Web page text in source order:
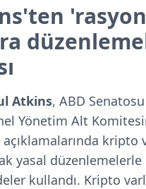
Atkins, ABD
Yönetim Alt
kripto
yasal
kullandı. Kripto